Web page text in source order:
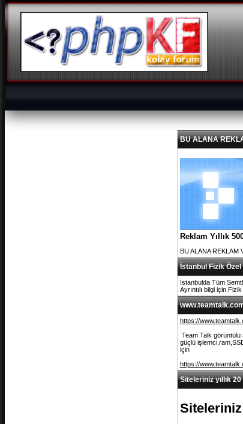
BU ALANA
Reklam Yıllık
BU ALANA REKLAM
İstanbul Fizik Özel
İstanbulda Tüm
Ayrıntılı bilgi için
https://
Team Talk görüntülü
güçlü
için
https://
Siteleriniz yıllık 20
Siteleriniz